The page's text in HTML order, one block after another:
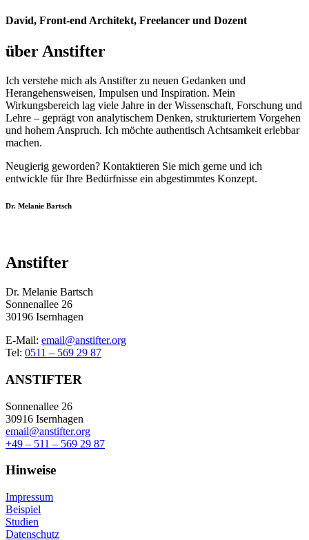
David, Front-end Architekt, Freelancer und Dozent
über Anstifter
Ich verstehe mich als Anstifter zu neuen Gedanken und
Herangehensweisen, Impulsen und Inspiration. Mein
Wirkungsbereich lag viele Jahre in der Wissenschaft, Forschung und
Lehre – geprägt von analytischem Denken, strukturiertem Vorgehen
und hohem Anspruch. Ich möchte authentisch Achtsamkeit erlebbar
machen.
Neugierig geworden? Kontaktieren Sie mich gerne und ich
entwickle für Ihre Bedürfnisse ein abgestimmtes Konzept.
Dr. Melanie Bartsch
Anstifter
Dr. Melanie Bartsch
Sonnenallee 26
30196 Isernhagen
E-Mail: email@anstifter.org
Tel: 0511 – 569 29 87
ANSTIFTER
Sonnenallee 26
30916 Isernhagen
email@anstifter.org
+49 – 511 – 569 29 87
Hinweise
Impressum
Beispiel
Studien
Datenschutz